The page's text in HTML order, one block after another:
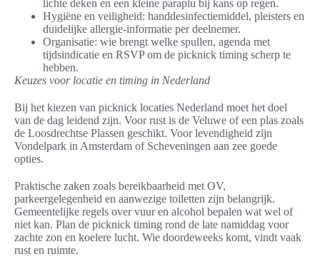
lichte deken en een kleine paraplu bij kans op regen.
Hygiëne en veiligheid: handdesinfectiemiddel, pleisters en
duidelijke allergie-informatie per deelnemer.
Organisatie: wie brengt welke spullen, agenda met
tijdsindicatie en RSVP om de picknick timing scherp te
hebben.
Keuzes voor locatie en timing in Nederland
Bij het kiezen van picknick locaties Nederland moet het doel
van de dag leidend zijn. Voor rust is de Veluwe of een plas zoals
de Loosdrechtse Plassen geschikt. Voor levendigheid zijn
Vondelpark in Amsterdam of Scheveningen aan zee goede
opties.
Praktische zaken zoals bereikbaarheid met OV,
parkeergelegenheid en aanwezige toiletten zijn belangrijk.
Gemeentelijke regels over vuur en alcohol bepalen wat wel of
niet kan. Plan de picknick timing rond de late namiddag voor
zachte zon en koelere lucht. Wie doordeweeks komt, vindt vaak
rust en ruimte.